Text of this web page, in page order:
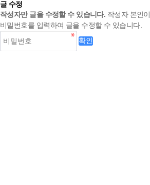
글 수정
작성자만 글을 수정할 수 있습니다. 작성자 본인
비밀번호를 입력하여 글을 수정할 수 있습니다.